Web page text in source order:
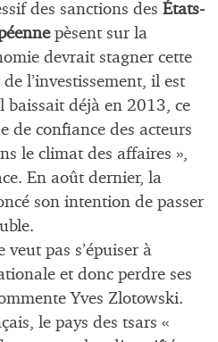
des sanctions des États-
pèsent sur la
devrait stagner cette
l’investissement, il est
baissait déjà en 2013, ce
de confiance des acteurs
le climat des affaires »,
En août dernier, la
son intention de passer
veut pas s’épuiser à
et donc perdre ses
Yves Zlotowski.
le pays des tsars «